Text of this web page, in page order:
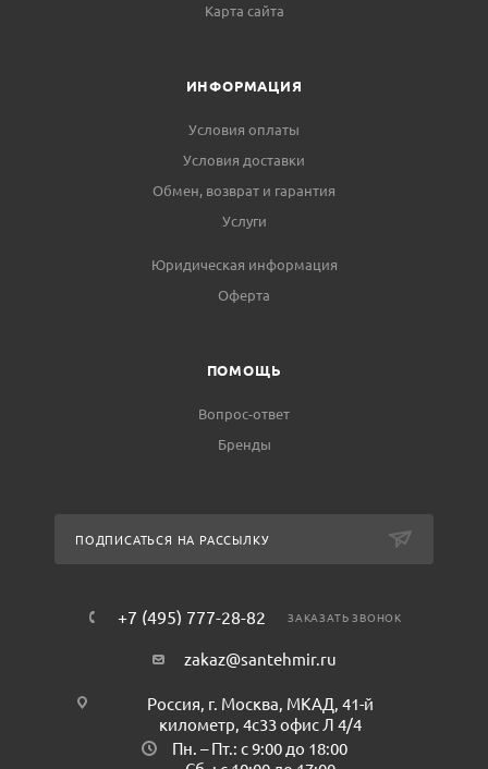
Карта сайта
ИНФОРМАЦИЯ
Условия оплаты
Условия доставки
Обмен, возврат и гарантия
Услуги
Юридическая информация
Оферта
ПОМОЩЬ
Вопрос-ответ
Бренды
ПОДПИСАТЬСЯ НА РАССЫЛКУ
+7 (495) 777-28-82 ЗАКАЗАТЬ ЗВОНОК
zakaz@santehmir.ru
Россия, г. Москва, МКАД, 41-й
километр, 4с33 офис Л 4/4
Пн. – Пт.: с 9:00 до 18:00